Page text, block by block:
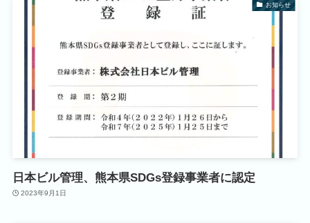
お知らせ
日本ビル管理、熊本県SDGs登録事業者に認定
2023年9月1日